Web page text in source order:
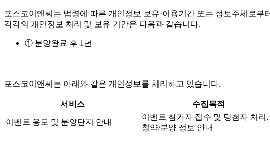
포스코이앤씨는 법령에 따른 개인정보 보유·이용기간 또는 정보주체로
각각의 개인정보 처리 및 보유 기간은 다음과 같습니다.
① 분양완료 후 1년
포스코이앤씨는 아래와 같은 개인정보를 처리하고 있습니다.
서비스 수집목적
이벤트 응모 및 분양단지 안내
이벤트 참가자 접수 및 당첨자 처리,
청약/분양 정보 안내